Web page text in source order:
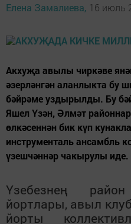
Елена Замалиева, 16 июль
Акхуҗа авылы чиркәве
әзерләнгән аланлыкта бу
бәйрәме уздырылды. Бу
Яшел Үзән, Әлмәт
өлкәсеннән бик күп
инструменталь ансамбль
үзешчәннәр чакырулы иде.
Үзебезнең
йортлары, авыл
йорты